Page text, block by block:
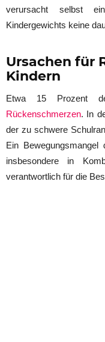
verursacht selbst
Kindergewichts keine
Ursachen für
Kindern
Etwa 15 Prozent
Rückenschmerzen. In
der zu schwere
Ein
insbesondere in
verantwortlich für die